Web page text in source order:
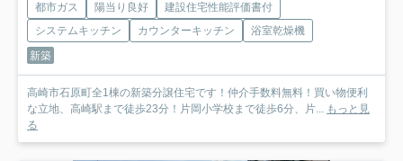
都市ガス 陽当り良好
建設住宅性能評価書付
システムキッチン
カウンターキッチン
浴室乾燥機
新築
高崎市石原町全1棟の新築分譲住宅です！仲介手数料無料！買い物便利
な立地、高崎駅まで徒歩23分！片岡小学校まで徒歩6分、片... もっと見
る